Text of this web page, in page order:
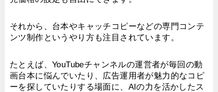
それから、台本やキャッチコピーなどの専門コンテ
ンツ制作というやり方も注目されています。
たとえば、YouTubeチャンネルの運営者が毎回の動
画台本に悩んでいたり、広告運用者が魅力的なコピ
ーを探していたりする場面に、AIの力を活かしたス